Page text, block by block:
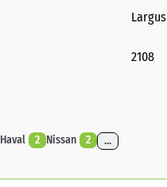
Largus
2108
Haval 2 Nissan 2 ...